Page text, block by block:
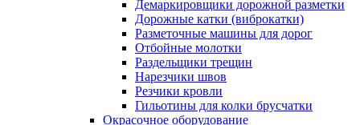
Демаркировщики дорожной разметки
Дорожные катки (виброкатки)
Разметочные машины для дорог
Отбойные молотки
Раздельщики трещин
Нарезчики швов
Резчики кровли
Гильотины для колки брусчатки
Окрасочное оборудование